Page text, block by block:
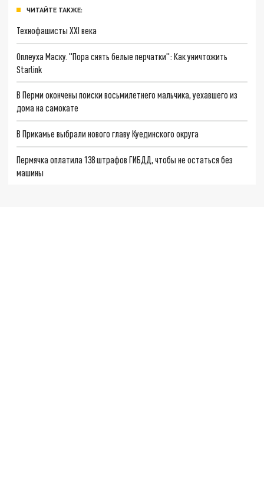
ЧИТАЙТЕ ТАКЖЕ:
Технофашисты XXI века
Оплеуха Маску. "Пора снять белые перчатки": Как уничтожить
Starlink
В Перми окончены поиски восьмилетнего мальчика, уехавшего из
дома на самокате
В Прикамье выбрали нового главу Куединского округа
Пермячка оплатила 138 штрафов ГИБДД, чтобы не остаться без
машины